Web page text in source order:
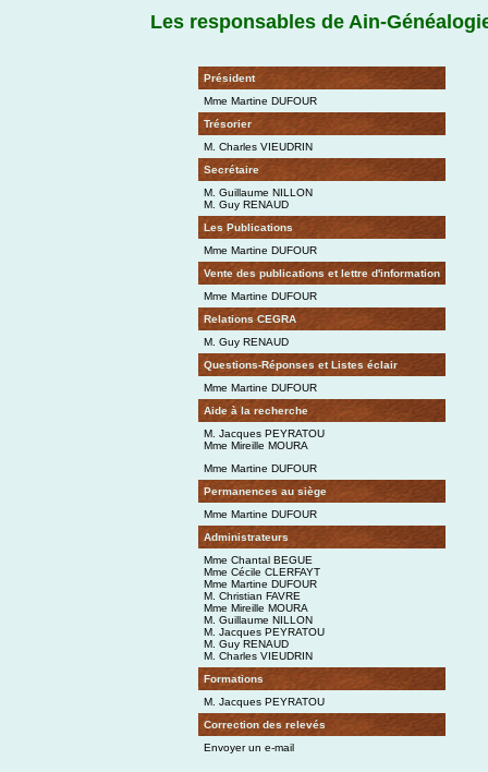
Les responsables de Ain-
Président
Mme Martine DUFOUR
Trésorier
M. Charles VIEUDRIN
Secrétaire
M. Guillaume NILLON
M. Guy RENAUD
Les Publications
Mme Martine DUFOUR
Vente des publications et lettre d'information
Mme Martine DUFOUR
Relations CEGRA
M. Guy RENAUD
Questions-Réponses et Listes éclair
Mme Martine DUFOUR
Aide à la recherche
M. Jacques PEYRATOU
Mme Mireille MOURA
Mme Martine DUFOUR
Permanences au siège
Mme Martine DUFOUR
Administrateurs
Mme Chantal BEGUE
Mme Cécile CLERFAYT
Mme Martine DUFOUR
M. Christian FAVRE
Mme Mireille MOURA
M. Guillaume NILLON
M. Jacques PEYRATOU
M. Guy RENAUD
M. Charles VIEUDRIN
Formations
M. Jacques PEYRATOU
Correction des relevés
Envoyer un e-mail